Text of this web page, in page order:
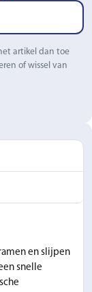
en slijpen
snelle
artikel dan toe
of wissel van